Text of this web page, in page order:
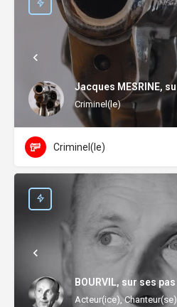
Jacques MESRINE,
Criminel(le)
Criminel(le)
BOURVIL, sur ses pas
Acteur(ice), Chanteur(se)